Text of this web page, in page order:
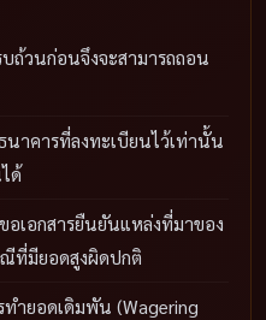
ถ้วนก่อนจึงจะสามารถถอน
าคารที่ลงทะเบียนไว้เท่านั้น
ด้
อเอกสารยืนยันแหล่งที่มาของ
ที่มียอดสูงผิดปกติ
ำยอดเดิมพัน (Wagering